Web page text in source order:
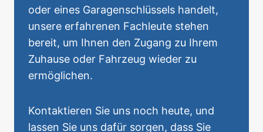
oder eines Garagenschlüssels handelt,
unsere erfahrenen Fachleute stehen
bereit, um Ihnen den Zugang zu Ihrem
Zuhause oder Fahrzeug wieder zu
ermöglichen.
Kontaktieren Sie uns noch heute, und
lassen Sie uns dafür sorgen, dass Sie